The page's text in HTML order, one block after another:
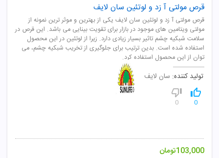
قرص مولتی آ زد و لوتئین سان لایف
قرص مولتی آ زد و لوتئین سان لایف یکی از بهترین و موثر ترین نمونه از
مولتی ویتامین های موجود در بازار برای تقویت بینایی می باشد. این قرص در
سلامت شبکیه چشم تاثیر بسیار زیادی دارد. زیرا از لوتئین در این محصول
استفاده شده است. بدین ترتیب برای جلوگیری از تخریب شبکیه چشم، می
توان از این محصول استفاده کرد.
تولید کننده: سان لایف
0
0
103,000تومان